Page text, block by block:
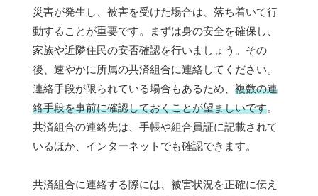
災害が発生し、被害を受けた場合は、落ち着いて行
動することが重要です。まずは身の安全を確保し、
家族や近隣住民の安否確認を行いましょう。その
後、速やかに所属の共済組合に連絡してください。
連絡手段が限られている場合もあるため、 複数の連
絡手段を事前に確認しておくことが望ましいです。
共済組合の連絡先は、手帳や組合員証に記載されて
いるほか、インターネットでも確認できます。
共済組合に連絡する際には、被害状況を正確に伝え